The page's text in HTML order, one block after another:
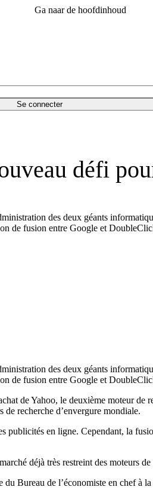
Ga naar de hoofdinhoud
Se connecter
défi
des deux géants
de fusion entre Google et
des deux géants
de fusion entre Google et
de Yahoo, le deuxième moteur de
recherche d’envergure mondiale.
en ligne. Cependant, la
déjà très restreint des moteurs de
Bureau de l’économiste en chef